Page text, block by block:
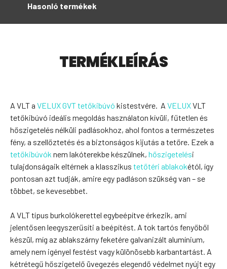
Hasonló termékek
TERMÉKLEÍRÁS
A VLT a VELUX GVT tetőkibúvó kistestvére. A VELUXVLT
tetőkibúvó ideális megoldás használaton kívüli, fűtetlen és
hőszigetelés nélküli padlásokhoz, ahol fontos a természetes
fény, a szellőztetés és a biztonságos kijutás a tetőre. Ezek a
tetőkibúvók nem lakóterekbe készülnek, hőszigetelési
tulajdonságaik eltérnek a klasszikus tetőtéri ablakokétól, így
pontosan azt tudják, amire egy padláson szükség van – se
többet, se kevesebbet.
A VLT típus burkolókerettel egybeépítve érkezik, ami
jelentősen leegyszerűsíti a beépítést. A tok tartós fenyőből
készül, míg az ablakszárny feketére galvanizált alumínium,
amely nem igényel festést vagy különösebb karbantartást. A
kétrétegű hőszigetelő üvegezés elegendő védelmet nyújt egy